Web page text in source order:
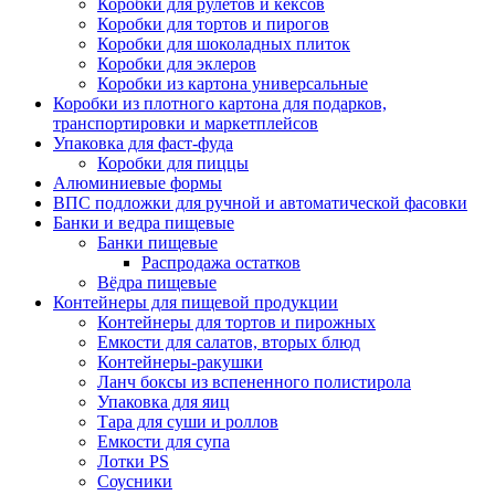
Коробки для рулетов и кексов
Коробки для тортов и пирогов
Коробки для шоколадных плиток
Коробки для эклеров
Коробки из картона универсальные
Коробки из плотного картона для подарков,
транспортировки и маркетплейсов
Упаковка для фаст-фуда
Коробки для пиццы
Алюминиевые формы
ВПС подложки для ручной и автоматической фасовки
Банки и ведра пищевые
Банки пищевые
Распродажа остатков
Вёдра пищевые
Контейнеры для пищевой продукции
Контейнеры для тортов и пирожных
Емкости для салатов, вторых блюд
Контейнеры-ракушки
Ланч боксы из вспененного полистирола
Упаковка для яиц
Тара для суши и роллов
Емкости для супа
Лотки PS
Соусники